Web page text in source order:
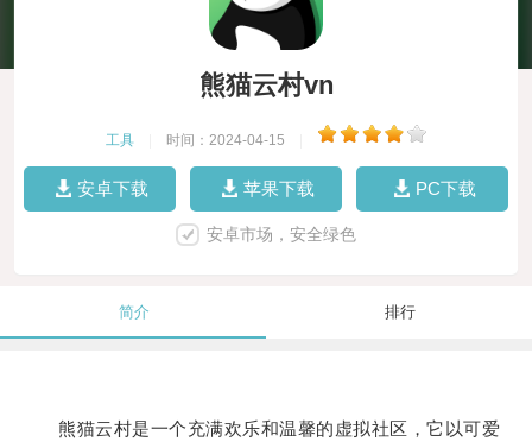
熊猫云村vn
工具 时间：2024-04-15
安卓下载 苹果下载 PC下载
安卓市场，安全绿色
简介 排行
熊猫云村是一个充满欢乐和温馨的虚拟社区，它以可爱